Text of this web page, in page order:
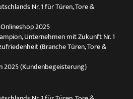
Nr. 1 für Türen, Tore &
2025
Unternehmen mit Zukunft Nr. 1
(Branche Türen, Tore &
2025 (Kundenbegeisterung)